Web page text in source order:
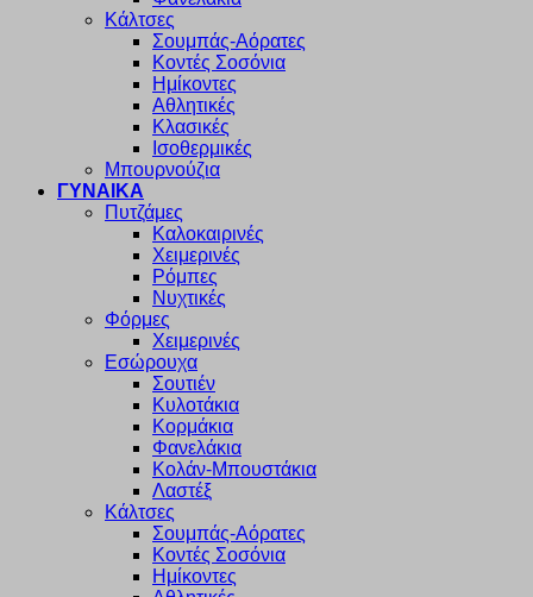
Κάλτσες
Σουμπάς-Αόρατες
Κοντές Σοσόνια
Ημίκοντες
Αθλητικές
Κλασικές
Ισοθερμικές
Μπουρνούζια
ΓΥΝΑΙΚΑ
Πυτζάμες
Καλοκαιρινές
Χειμερινές
Ρόμπες
Νυχτικές
Φόρμες
Χειμερινές
Εσώρουχα
Σουτιέν
Κυλοτάκια
Κορμάκια
Φανελάκια
Κολάν-Μπουστάκια
Λαστέξ
Κάλτσες
Σουμπάς-Αόρατες
Κοντές Σοσόνια
Ημίκοντες